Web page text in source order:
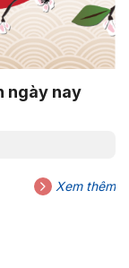
ngày nay
Xem thêm